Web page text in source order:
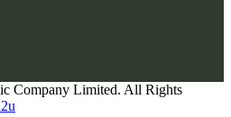
Company Limited. All Rights